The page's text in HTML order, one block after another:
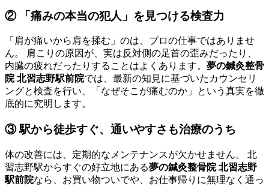
② 「痛みの本当の犯人」を見つける検査力
「肩が痛いから肩を揉む」のは、プロの仕事ではありませ
ん。 肩こりの原因が、実は反対側の足首の歪みだったり、
内臓の疲れだったりすることはよくあります。 夢の鍼灸整骨
院 北習志野駅前院では、最新の知見に基づいたカウンセリ
ングと検査を行い、「なぜそこが痛むのか」という真実を徹
底的に究明します。
③ 駅から徒歩すぐ、通いやすさも治療のうち
体の改善には、定期的なメンテナンスが欠かせません。 北
習志野駅からすぐの好立地にある夢の鍼灸整骨院 北習志野
駅前院なら、お買い物ついでや、お仕事帰りに無理なく通っ